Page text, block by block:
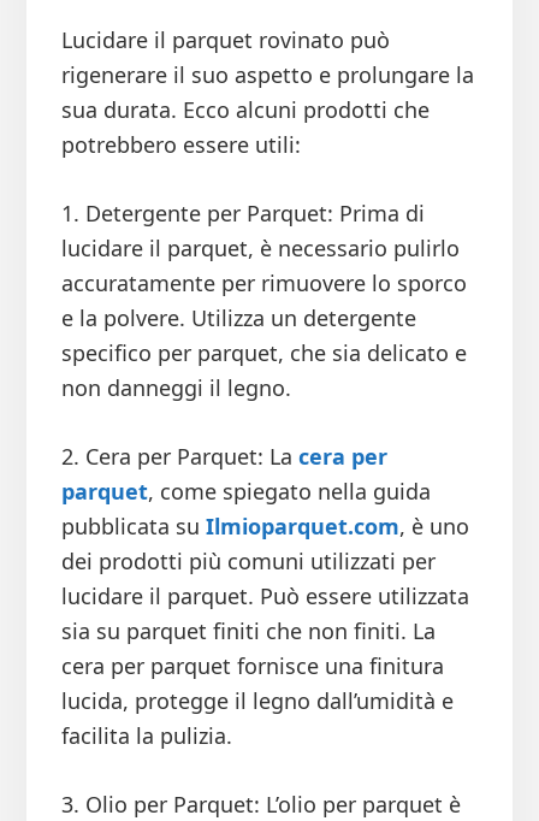
Lucidare il parquet rovinato può
rigenerare il suo aspetto e prolungare la
sua durata. Ecco alcuni prodotti che
potrebbero essere utili:
1. Detergente per Parquet: Prima di
lucidare il parquet, è necessario pulirlo
accuratamente per rimuovere lo sporco
e la polvere. Utilizza un detergente
specifico per parquet, che sia delicato e
non danneggi il legno.
2. Cera per Parquet: La cera per
parquet, come spiegato nella guida
pubblicata su Ilmioparquet.com, è uno
dei prodotti più comuni utilizzati per
lucidare il parquet. Può essere utilizzata
sia su parquet finiti che non finiti. La
cera per parquet fornisce una finitura
lucida, protegge il legno dall’umidità e
facilita la pulizia.
3. Olio per Parquet: L’olio per parquet è